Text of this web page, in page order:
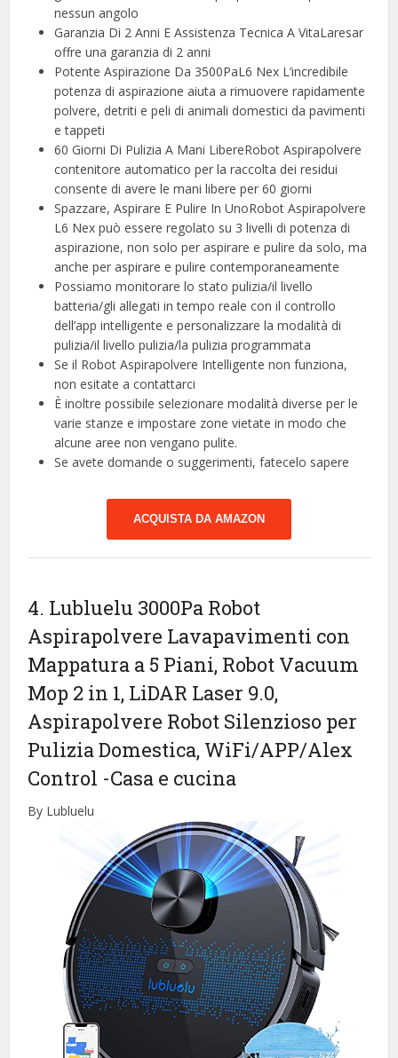
nessun angolo
Garanzia Di 2 Anni E Assistenza Tecnica A VitaLaresar
offre una garanzia di 2 anni
Potente Aspirazione Da 3500PaL6 Nex L’incredibile
potenza di aspirazione aiuta a rimuovere rapidamente
polvere, detriti e peli di animali domestici da pavimenti
e tappeti
️60 Giorni Di Pulizia A Mani LibereRobot Aspirapolvere
contenitore automatico per la raccolta dei residui
consente di avere le mani libere per 60 giorni
Spazzare, Aspirare E Pulire In UnoRobot Aspirapolvere
L6 Nex può essere regolato su 3 livelli di potenza di
aspirazione, non solo per aspirare e pulire da solo, ma
anche per aspirare e pulire contemporaneamente
Possiamo monitorare lo stato pulizia/il livello
batteria/gli allegati in tempo reale con il controllo
dell’app intelligente e personalizzare la modalità di
pulizia/il livello pulizia/la pulizia programmata
Se il Robot Aspirapolvere Intelligente non funziona,
non esitate a contattarci
È inoltre possibile selezionare modalità diverse per le
varie stanze e impostare zone vietate in modo che
alcune aree non vengano pulite.
Se avete domande o suggerimenti, fatecelo sapere
ACQUISTA DA AMAZON
4. Lubluelu 3000Pa Robot
Aspirapolvere Lavapavimenti con
Mappatura a 5 Piani, Robot Vacuum
Mop 2 in 1, LiDAR Laser 9.0,
Aspirapolvere Robot Silenzioso per
Pulizia Domestica, WiFi/APP/Alex
Control -Casa e cucina
By Lubluelu